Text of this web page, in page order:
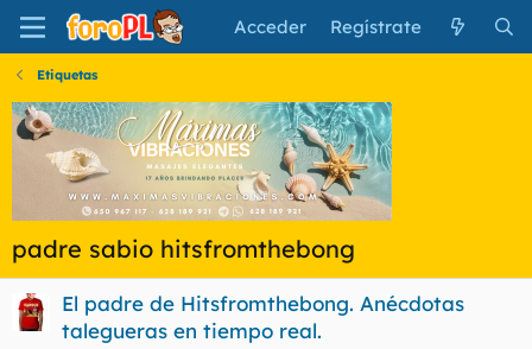
Acceder Regístrate
Etiquetas
padre sabio hitsfromthebong
El padre de Hitsfromthebong. Anécdotas
talegueras en tiempo real.